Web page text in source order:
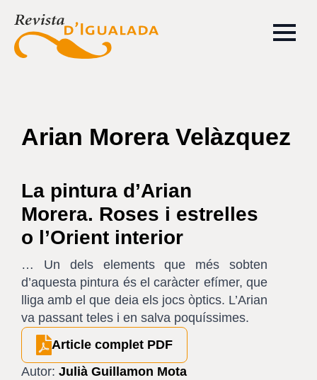
Arian Morera Velàzquez
La pintura d’Arian
Morera. Roses i estrelles
o l’Orient interior
… Un dels elements que més sobten
d’aquesta pintura és el caràcter efímer, que
lliga amb el que deia els jocs òptics. L’Arian
va passant teles i en salva poquíssimes.
Article complet PDF
Autor: Julià Guillamon Mota